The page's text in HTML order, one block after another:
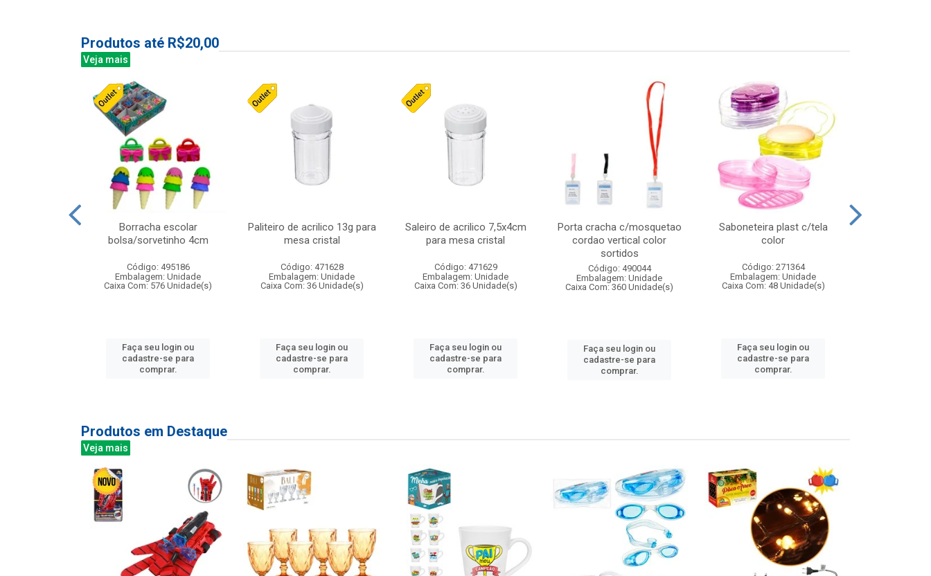
Produtos até R$20,00
Veja mais
Borracha escolar
bolsa/sorvetinho 4cm
Código: 495186
Embalagem: Unidade
Caixa Com: 576 Unidade(s)
Faça seu login ou
cadastre-se para
comprar.
Paliteiro de acrilico 13g para
mesa cristal
Código: 471628
Embalagem: Unidade
Caixa Com: 36 Unidade(s)
Faça seu login ou
cadastre-se para
comprar.
Saleiro de acrilico 7,5x4cm
para mesa cristal
Código: 471629
Embalagem: Unidade
Caixa Com: 36 Unidade(s)
Faça seu login ou
cadastre-se para
comprar.
Porta cracha c/mosquetao
cordao vertical color
sortidos
Código: 490044
Embalagem: Unidade
Caixa Com: 360 Unidade(s)
Faça seu login ou
cadastre-se para
comprar.
Saboneteira plast c/tela
color
Código: 271364
Embalagem: Unidade
Caixa Com: 48 Unidade(s)
Faça seu login ou
cadastre-se para
comprar.
Produtos em Destaque
Veja mais